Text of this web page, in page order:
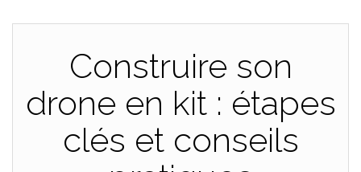
Construire son
drone en kit : étapes
clés et conseils